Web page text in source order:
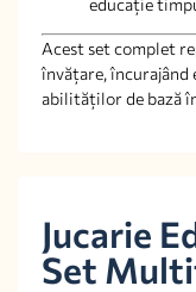
educație
Acest set complet
învățare, încurajând
abilităților de bază
Jucarie
Set